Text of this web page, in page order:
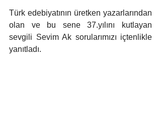
Türk edebiyatının üretken yazarlarından
olan ve bu sene 37.yılını kutlayan
sevgili Sevim Ak sorularımızı içtenlikle
yanıtladı.